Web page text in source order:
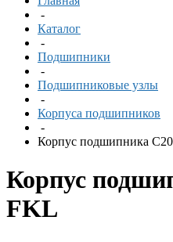
-
Каталог
-
Подшипники
-
Подшипниковые узлы
-
Корпуса подшипников
-
Корпус подшипника
Корпус
FKL